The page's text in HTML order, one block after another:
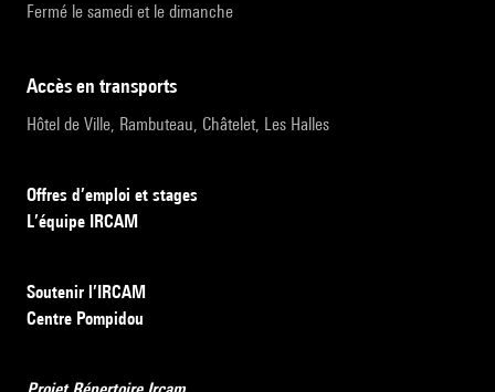
Fermé le samedi et le dimanche
accès en transports
Hôtel de Ville, Rambuteau, Châtelet, Les Halles
Offres d’emploi et stages
L’équipe IRCAM
Soutenir l’IRCAM
Centre Pompidou